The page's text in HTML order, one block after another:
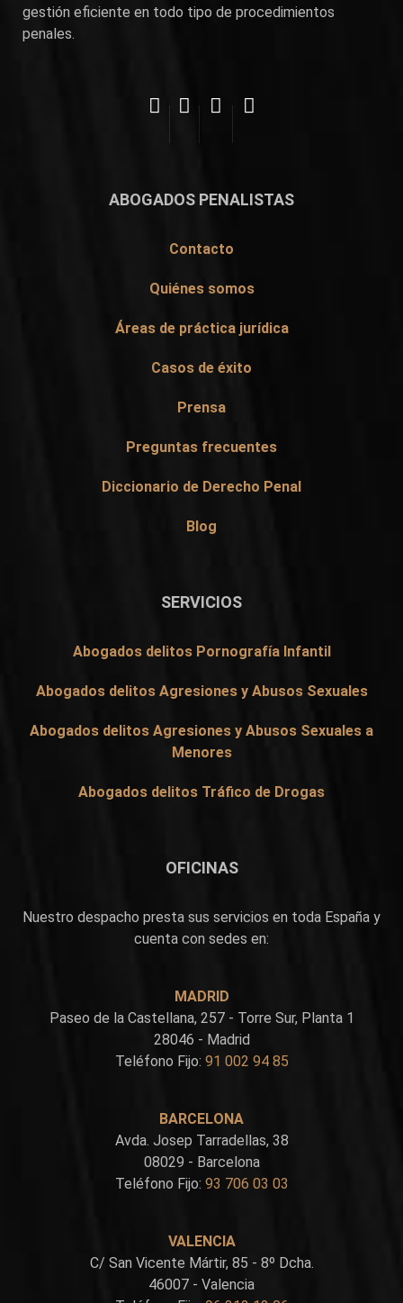
gestión eficiente en todo tipo de procedimientos
penales.
ABOGADOS PENALISTAS
Contacto
Quiénes somos
Áreas de práctica jurídica
Casos de éxito
Prensa
Preguntas frecuentes
Diccionario de Derecho Penal
Blog
SERVICIOS
Abogados delitos Pornografía Infantil
Abogados delitos Agresiones y Abusos Sexuales
Abogados delitos Agresiones y Abusos Sexuales a
Menores
Abogados delitos Tráfico de Drogas
OFICINAS
Nuestro despacho presta sus servicios en toda España y
cuenta con sedes en:
MADRID
Paseo de la Castellana, 257 - Torre Sur, Planta 1
28046 - Madrid
Teléfono Fijo: 91 002 94 85
BARCELONA
Avda. Josep Tarradellas, 38
08029 - Barcelona
Teléfono Fijo: 93 706 03 03
VALENCIA
C/ San Vicente Mártir, 85 - 8º Dcha.
46007 - Valencia